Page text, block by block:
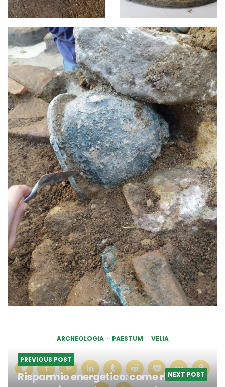
ARCHEOLOGIA PAESTUM VELIA
PREVIOUS POST
Risparmio energetico: come ridurre i
NEXT POST